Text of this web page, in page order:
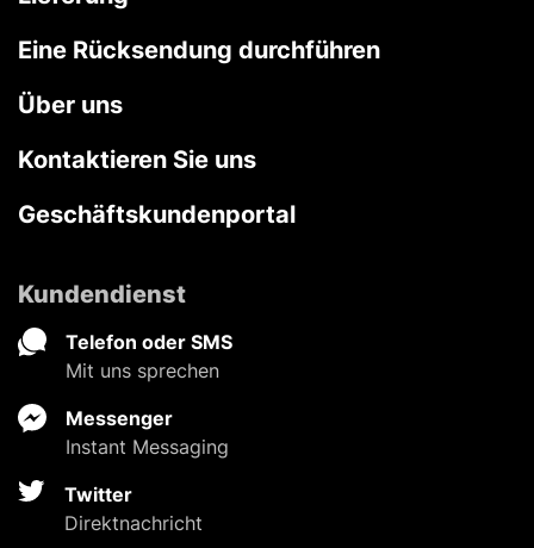
Eine Rücksendung durchführen
Über uns
Kontaktieren Sie uns
Geschäftskundenportal
Kundendienst
Telefon oder SMS
Mit uns sprechen
Messenger
Instant Messaging
Twitter
Direktnachricht